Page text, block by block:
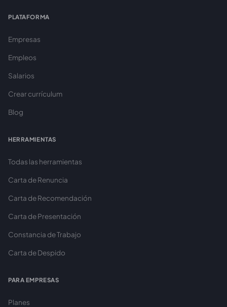
PLATAFORMA
Empresas
Empleos
Salarios
Crear currículum
Blog
HERRAMIENTAS
Todas las herramientas
Carta de Renuncia
Carta de Recomendación
Carta de Presentación
Constancia de Trabajo
Carta de Despido
PARA EMPRESAS
Planes